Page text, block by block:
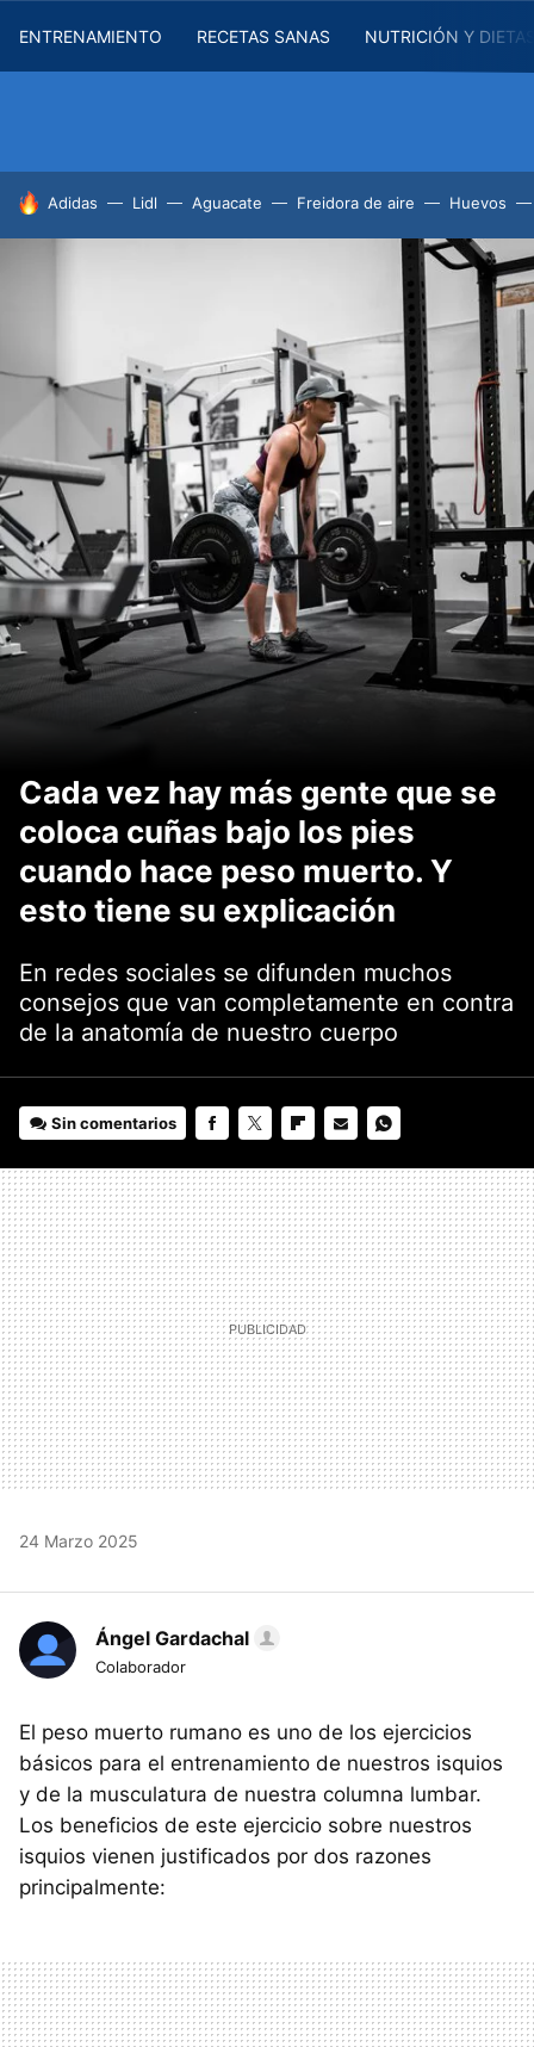
ENTRENAMIENTO RECETAS SANAS NUTRICIÓN Y
HOY SE HABLA DE
Adidas Lidl Aguacate Freidora de aire Huevos
Cada vez hay más gente que se
coloca cuñas bajo los pies
cuando hace peso muerto. Y
esto tiene su explicación
En redes sociales se difunden muchos
consejos que van completamente en contra
de la anatomía de nuestro cuerpo
Sin comentarios
MAIL
24 Marzo 2025
Ángel Gardachal
Colaborador
El peso muerto rumano es uno de los ejercicios
básicos para el entrenamiento de nuestros isquios
y de la musculatura de nuestra columna lumbar.
Los beneficios de este ejercicio sobre nuestros
isquios vienen justificados por dos razones
principalmente: